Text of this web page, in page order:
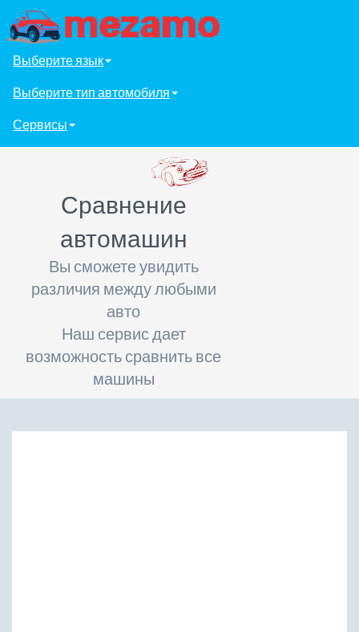
Выберите язык
Выберите тип автомобиля
Сервисы
Сравнение
автомашин
Вы сможете увидить
различия между любыми
авто
Наш сервис дает
возможность сравнить все
машины